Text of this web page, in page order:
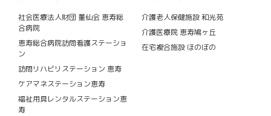
社会医療法人財団 董仙会 恵寿総
合病院
恵寿総合病院訪問看護ステーショ
ン
訪問リハビリステーション 恵寿
ケアマネステーション恵寿
福祉用具レンタルステーション恵
寿
介護老人保健施設 和光苑
介護医療院 恵寿鳩ヶ丘
在宅複合施設 ほのぼの